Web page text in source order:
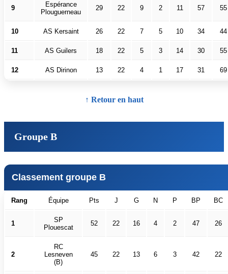
9
Espérance
Plouguerneau
29 22 9 2 11 57 55
10 AS Kersaint 26 22 7 5 10 34 44
11 AS Guilers 18 22 5 3 14 30 55
12 AS Dirinon 13 22 4 1 17 31 69
↑ Retour en haut
Groupe B
Classement groupe B
Rang Équipe Pts J G N P BP BC
1
SP
Plouescat
52 22 16 4 2 47 26
2
RC
Lesneven
(B)
45 22 13 6 3 42 22